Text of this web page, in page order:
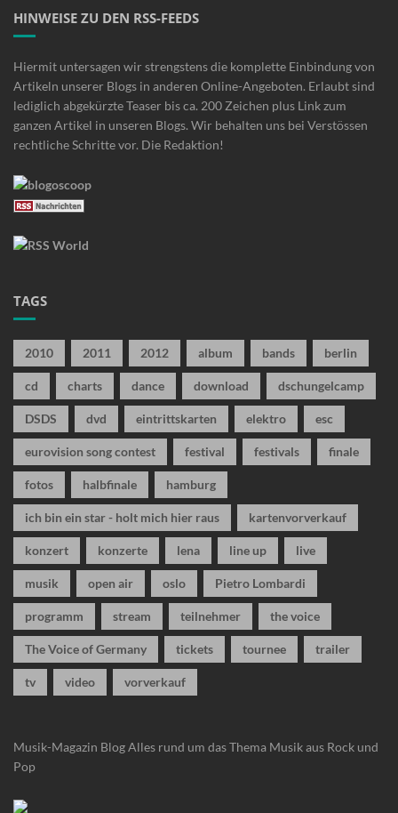
HINWEISE ZU DEN RSS-FEEDS
Hiermit untersagen wir strengstens die komplette Einbindung von
Artikeln unserer Blogs in anderen Online-Angeboten. Erlaubt sind
lediglich abgekürzte Teaser bis ca. 200 Zeichen plus Link zum
ganzen Artikel in unseren Blogs. Wir behalten uns bei Verstössen
rechtliche Schritte vor. Die Redaktion!
TAGS
2010 2011 2012 album bands berlin
cd charts dance download dschungelcamp
DSDS dvd eintrittskarten elektro esc
eurovision song contest festival festivals finale
fotos halbfinale hamburg
ich bin ein star - holt mich hier raus kartenvorverkauf
konzert konzerte lena line up live
musik open air oslo Pietro Lombardi
programm stream teilnehmer the voice
The Voice of Germany tickets tournee trailer
tv video vorverkauf
Musik-Magazin BlogAlles rund um das Thema Musik aus Rock und
Pop